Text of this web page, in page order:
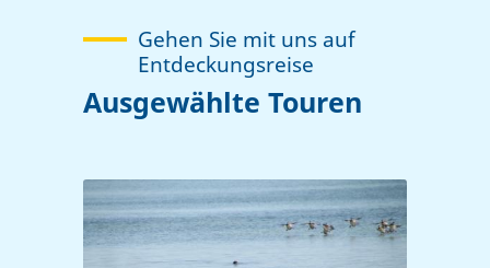
Gehen Sie mit uns auf
Entdeckungsreise
Ausgewählte Touren